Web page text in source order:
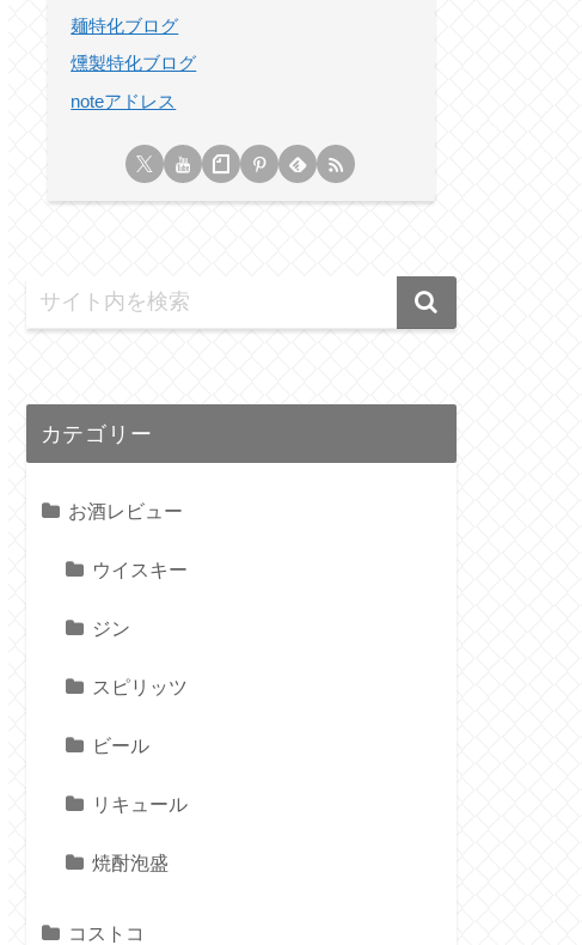
麺特化ブログ
燻製特化ブログ
noteアドレス
カテゴリー
お酒レビュー
ウイスキー
ジン
スピリッツ
ビール
リキュール
焼酎泡盛
コストコ